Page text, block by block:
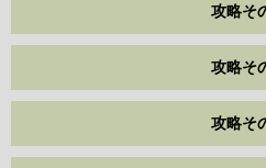
攻略そ
攻略そ
攻略そ